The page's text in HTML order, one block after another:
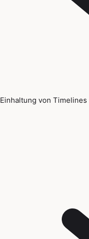
Einhaltung von Timelines